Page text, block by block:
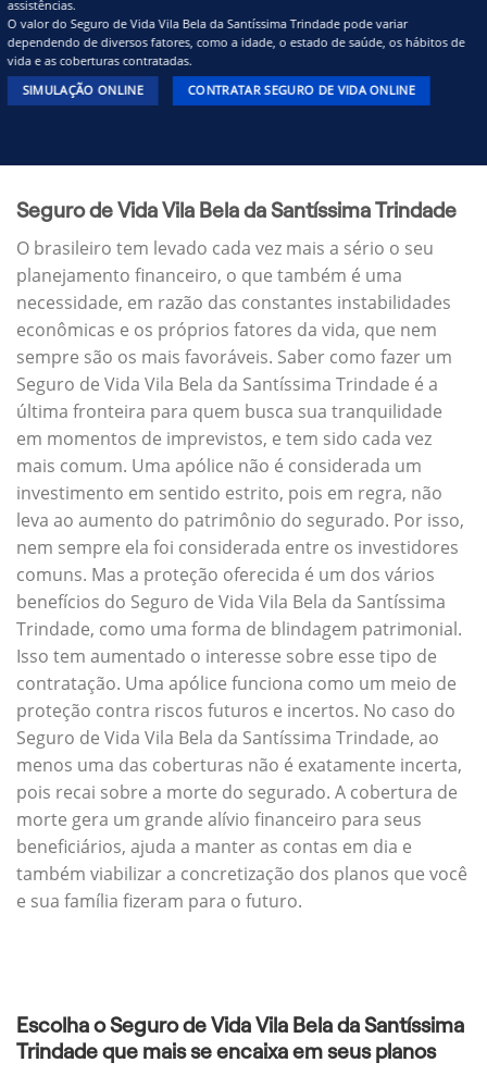
assistências.
O valor do Seguro de Vida Vila Bela da Santíssima Trindade pode variar
dependendo de diversos fatores, como a idade, o estado de saúde, os hábitos de
vida e as coberturas contratadas.
SIMULAÇÃO ONLINE CONTRATAR SEGURO DE VIDA ONLINE
Seguro de Vida Vila Bela da Santíssima Trindade
O brasileiro tem levado cada vez mais a sério o seu
planejamento financeiro, o que também é uma
necessidade, em razão das constantes instabilidades
econômicas e os próprios fatores da vida, que nem
sempre são os mais favoráveis. Saber como fazer um
Seguro de Vida Vila Bela da Santíssima Trindade é a
última fronteira para quem busca sua tranquilidade
em momentos de imprevistos, e tem sido cada vez
mais comum. Uma apólice não é considerada um
investimento em sentido estrito, pois em regra, não
leva ao aumento do patrimônio do segurado. Por isso,
nem sempre ela foi considerada entre os investidores
comuns. Mas a proteção oferecida é um dos vários
benefícios do Seguro de Vida Vila Bela da Santíssima
Trindade, como uma forma de blindagem patrimonial.
Isso tem aumentado o interesse sobre esse tipo de
contratação. Uma apólice funciona como um meio de
proteção contra riscos futuros e incertos. No caso do
Seguro de Vida Vila Bela da Santíssima Trindade, ao
menos uma das coberturas não é exatamente incerta,
pois recai sobre a morte do segurado. A cobertura de
morte gera um grande alívio financeiro para seus
beneficiários, ajuda a manter as contas em dia e
também viabilizar a concretização dos planos que você
e sua família fizeram para o futuro.
Escolha o Seguro de Vida Vila Bela da Santíssima
Trindade que mais se encaixa em seus planos